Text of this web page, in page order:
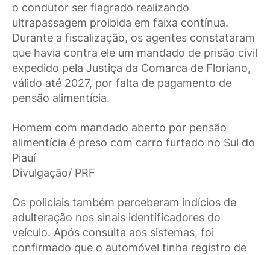
o condutor ser flagrado realizando
ultrapassagem proibida em faixa contínua.
Durante a fiscalização, os agentes constataram
que havia contra ele um mandado de prisão civil
expedido pela Justiça da Comarca de Floriano,
válido até 2027, por falta de pagamento de
pensão alimentícia.
Homem com mandado aberto por pensão
alimentícia é preso com carro furtado no Sul do
Piauí
Divulgação/ PRF
Os policiais também perceberam indícios de
adulteração nos sinais identificadores do
veículo. Após consulta aos sistemas, foi
confirmado que o automóvel tinha registro de